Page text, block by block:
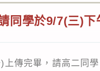
同學於9/7(三)
傳完畢，請高二同